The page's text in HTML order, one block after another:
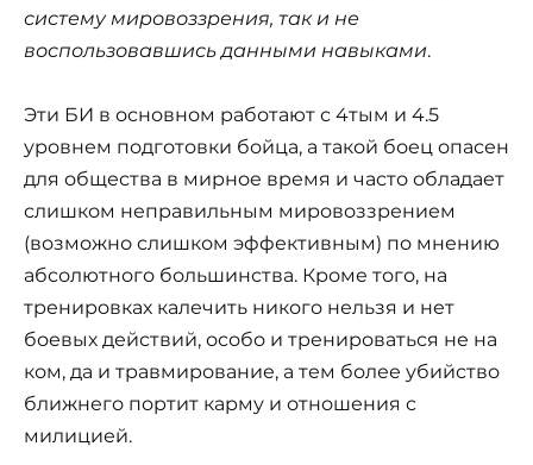
систему мировоззрения, так и не
воспользовавшись данными навыками.
Эти БИ в основном работают с 4тым и 4.5
уровнем подготовки бойца, а такой боец опасен
для общества в мирное время и часто обладает
слишком неправильным мировоззрением
(возможно слишком эффективным) по мнению
абсолютного большинства. Кроме того, на
тренировках калечить никого нельзя и нет
боевых действий, особо и тренироваться не на
ком, да и травмирование, а тем более убийство
ближнего портит карму и отношения с
милицией.